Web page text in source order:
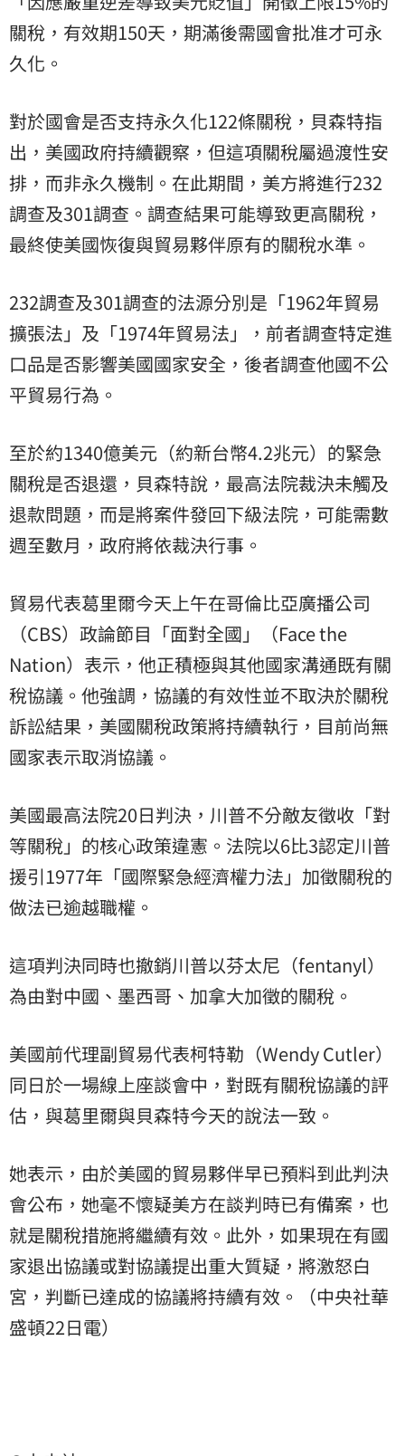
關稅，有效期150天，期滿後需國會批准才可永
久化。
對於國會是否支持永久化122條關稅，貝森特指
出，美國政府持續觀察，但這項關稅屬過渡性安
排，而非永久機制。在此期間，美方將進行232
調查及301調查。調查結果可能導致更高關稅，
最終使美國恢復與貿易夥伴原有的關稅水準。
232調查及301調查的法源分別是「1962年貿易
擴張法」及「1974年貿易法」，前者調查特定進
口品是否影響美國國家安全，後者調查他國不公
平貿易行為。
至於約1340億美元（約新台幣4.2兆元）的緊急
關稅是否退還，貝森特說，最高法院裁決未觸及
退款問題，而是將案件發回下級法院，可能需數
週至數月，政府將依裁決行事。
貿易代表葛里爾今天上午在哥倫比亞廣播公司
（CBS）政論節目「面對全國」（Face the
Nation）表示，他正積極與其他國家溝通既有關
稅協議。他強調，協議的有效性並不取決於關稅
訴訟結果，美國關稅政策將持續執行，目前尚無
國家表示取消協議。
美國最高法院20日判決，川普不分敵友徵收「對
等關稅」的核心政策違憲。法院以6比3認定川普
援引1977年「國際緊急經濟權力法」加徵關稅的
做法已逾越職權。
這項判決同時也撤銷川普以芬太尼（fentanyl）
為由對中國、墨西哥、加拿大加徵的關稅。
美國前代理副貿易代表柯特勒（Wendy Cutler）
同日於一場線上座談會中，對既有關稅協議的評
估，與葛里爾與貝森特今天的說法一致。
她表示，由於美國的貿易夥伴早已預料到此判決
會公布，她毫不懷疑美方在談判時已有備案，也
就是關稅措施將繼續有效。此外，如果現在有國
家退出協議或對協議提出重大質疑，將激怒白
宮，判斷已達成的協議將持續有效。（中央社華
盛頓22日電）